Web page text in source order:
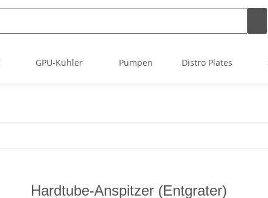
GPU-Kühler Pumpen Distro Plates
Hardtube-Anspitzer (Entgrater)